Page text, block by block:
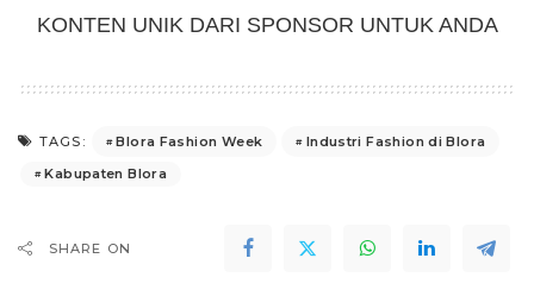
KONTEN UNIK DARI SPONSOR UNTUK ANDA
TAGS: Blora Fashion Week
Industri Fashion di Blora
Kabupaten Blora
SHARE ON